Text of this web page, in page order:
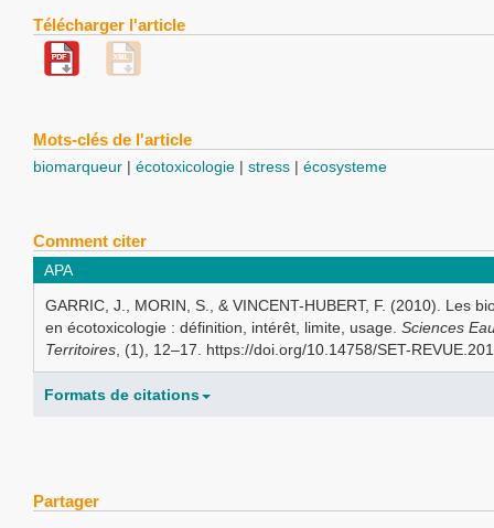
Télécharger l'article
Mots-clés de l'article
biomarqueur écotoxicologie stress écosysteme
Comment citer
APA
GARRIC, J., MORIN, S., & VINCENT-HUBERT, F. (2010). Les
en écotoxicologie : définition, intérêt, limite, usage. Sciences
Territoires, (1), 12–17. https://doi.org/10.14758/SET-
Formats de citations
Partager